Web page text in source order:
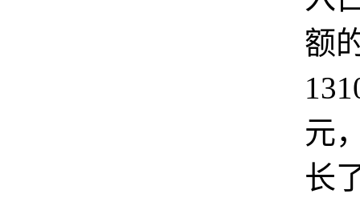
额
元
长